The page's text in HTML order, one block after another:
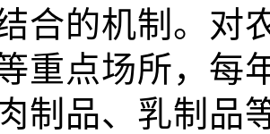
合的机制。对
重点场所，每
制品、 乳制品